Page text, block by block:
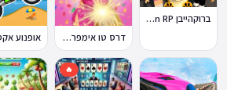
ברוקהייבן Brookhaven RP
דרס טו אימפרס Dress To Impress
🔥